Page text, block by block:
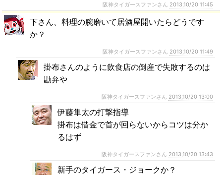
阪神タイガースファンさん 2013,10/20 11:45
下さん、料理の腕磨いて居酒屋開いたらどうです
か？
阪神タイガースファンさん 2013,10/20 11:49
掛布さんのように飲食店の倒産で失敗するのは
勘弁や
阪神タイガースファンさん 2013,10/20 13:00
伊藤隼太の打撃指導
掛布は借金で首が回らないからコツは分か
るはず
阪神タイガースファンさん 2013,10/20 13:43
新手のタイガース・ジョークか？